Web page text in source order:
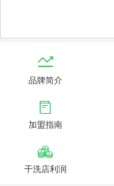

品牌简介

加盟指南

干洗店利润